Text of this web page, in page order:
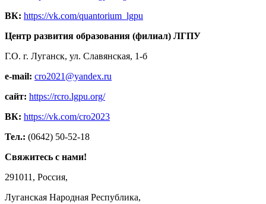
ВК: https://vk.com/quantorium_lgpu
Центр развития образования (филиал) ЛГПУ
Г.О. г. Луганск, ул. Славянская, 1-б
e-mail: cro2021@yandex.ru
сайт: https://rcro.lgpu.org/
ВК: https://vk.com/cro2023
Тел.: (0642) 50-52-18
Свяжитесь с нами!
291011, Россия,
Луганская Народная Республика,